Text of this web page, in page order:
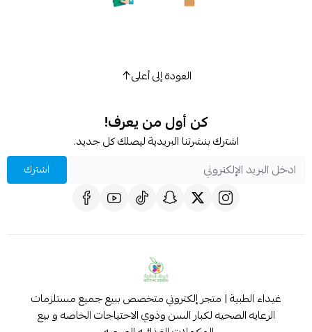
العودة إلى أعلى
كن أول من يعرف!
اشترك بنشرتنا البريدية ليصلك كل جديد.
اشترك
غيداء الطبية | متجر إلكتروني متخصص ببيع جميع مستلزمات
الرعايه الصحيه لكبار السن وذوي الاحتياجات الخاصه و بيع